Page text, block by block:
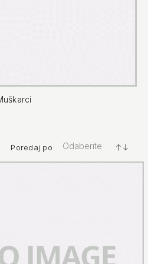
Poredaj po Odaberite
+/-